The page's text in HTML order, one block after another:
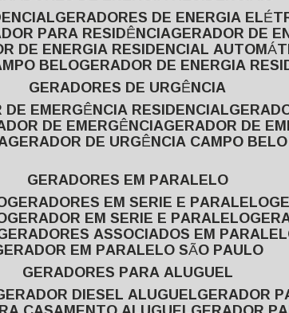
GERADORES DE ENERGIA
PARA RESIDÊNCIA GERADOR DE
DE ENERGIA RESIDENCIAL
BELO GERADOR DE ENERGIA
GERADORES DE URGÊNCIA
DE EMERGÊNCIA RESIDENCIAL
DE EMERGÊNCIA GERADOR DE
GERADOR DE URGÊNCIA CAMPO BELO
GERADORES EM PARALELO
GERADORES EM SERIE E PARALELO
GERADOR EM SERIE E PARALELO
GERADORES ASSOCIADOS EM
GERADOR EM PARALELO SÃO PAULO
GERADORES PARA ALUGUEL
GERADOR DIESEL ALUGUEL GERADOR